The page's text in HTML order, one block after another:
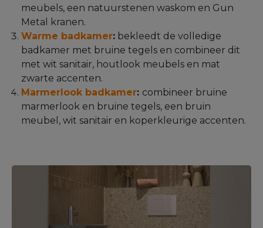
meubels, een natuurstenen waskom en Gun
Metal kranen.
Warme badkamer: bekleedt de volledige
badkamer met bruine tegels en combineer dit
met wit sanitair, houtlook meubels en mat
zwarte accenten.
Marmerlook badkamer: combineer bruine
marmerlook en bruine tegels, een bruin
meubel, wit sanitair en koperkleurige accenten.